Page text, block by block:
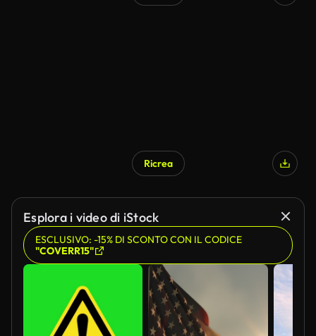
Ricrea
Esplora i video di iStock
ESCLUSIVO: -15% DI SCONTO CON IL CODICE
"COVERR15"